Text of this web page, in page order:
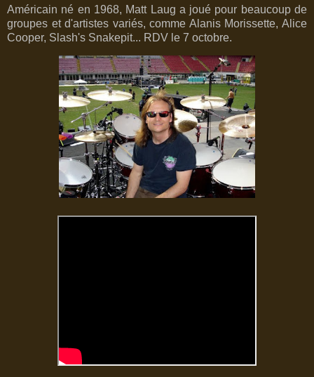
Américain né en 1968, Matt Laug a joué pour beaucoup de
groupes et d'artistes variés, comme Alanis Morissette, Alice
Cooper, Slash's Snakepit... RDV le 7 octobre.